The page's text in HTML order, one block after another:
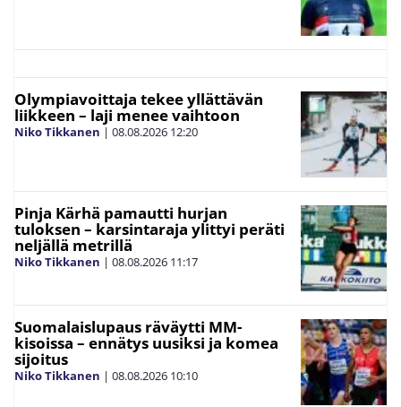
Olympiavoittaja tekee yllättävän
liikkeen – laji menee vaihtoon
Niko Tikkanen | 08.08.2026 12:20
Pinja Kärhä pamautti hurjan
tuloksen – karsintaraja ylittyi peräti
neljällä metrillä
Niko Tikkanen | 08.08.2026 11:17
Suomalaislupaus räväytti MM-
kisoissa – ennätys uusiksi ja komea
sijoitus
Niko Tikkanen | 08.08.2026 10:10